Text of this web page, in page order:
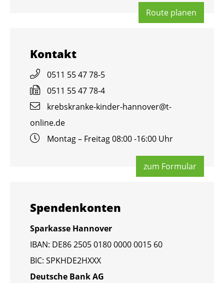
Route pla­nen
Kon­takt
0511 55 47 78-5
0511 55 47 78-4
krebs­kran­ke-kin­der-han­no­ver@​t-​
online.​de
Mon­tag – Frei­tag 08:00 -16:00 Uhr
zum For­mu­lar
Spen­den­kon­ten
Spar­kas­se Han­no­ver
IBAN: DE86 2505 0180 0000 0015 60
BIC: SPKHDE2HXXX
Deut­sche Bank AG